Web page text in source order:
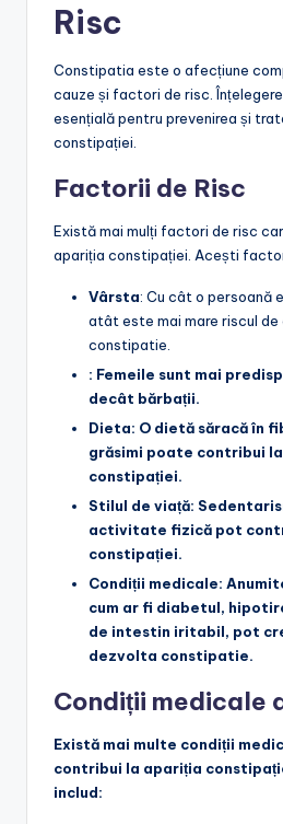
Risc
Constipatia este o afecțiune
cauze și factori de risc.
esențială pentru prevenirea și
constipației.
Factorii de Risc
Există mai mulți factori de risc
apariția constipației. Acești
Vârsta: Cu cât o persoană
atât este mai mare riscul de
constipatie.
: Femeile sunt mai
decât bărbații.
Dieta: O dietă săracă în
grăsimi poate contribui
constipației.
Stilul de viață:
activitate fizică pot
constipației.
Condiții medicale:
cum ar fi diabetul,
de intestin iritabil, pot
dezvolta constipatie.
Condiții medicale
Există mai multe condiții
contribui la apariția
includ: